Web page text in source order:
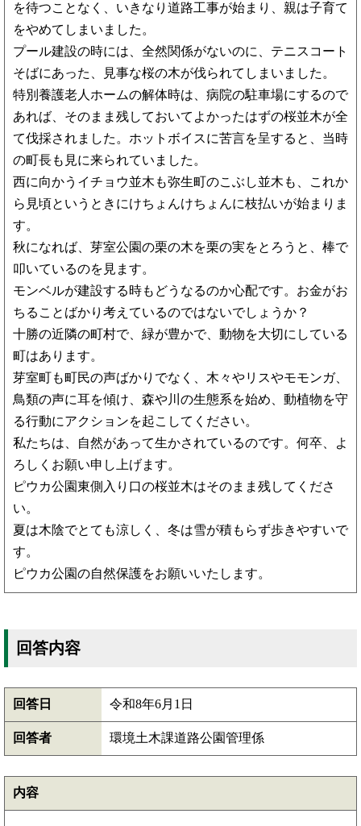
を待つことなく、いきなり道路工事が始まり、親は子育て
をやめてしまいました。
プール建設の時には、全然関係がないのに、テニスコート
そばにあった、見事な桜の木が伐られてしまいました。
特別養護老人ホームの解体時は、病院の駐車場にするので
あれば、そのまま残しておいてよかったはずの桜並木が全
て伐採されました。ホットボイスに苦言を呈すると、当時
の町長も見に来られていました。
西に向かうイチョウ並木も弥生町のこぶし並木も、これか
ら見頃というときにけちょんけちょんに枝払いが始まりま
す。
秋になれば、芽室公園の栗の木を栗の実をとろうと、棒で
叩いているのを見ます。
モンベルが建設する時もどうなるのか心配です。お金がお
ちることばかり考えているのではないでしょうか？
十勝の近隣の町村で、緑が豊かで、動物を大切にしている
町はあります。
芽室町も町民の声ばかりでなく、木々やリスやモモンガ、
鳥類の声に耳を傾け、森や川の生態系を始め、動植物を守
る行動にアクションを起こしてください。
私たちは、自然があって生かされているのです。何卒、よ
ろしくお願い申し上げます。
ピウカ公園東側入り口の桜並木はそのまま残してくださ
い。
夏は木陰でとても涼しく、冬は雪が積もらず歩きやすいで
す。
ピウカ公園の自然保護をお願いいたします。
回答内容
回答日 令和8年6月1日
回答者 環境土木課道路公園管理係
内容